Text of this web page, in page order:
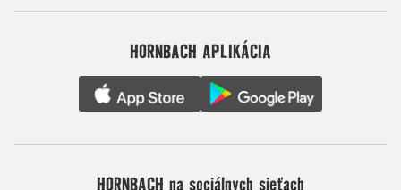
HORNBACH APLIKÁCIA
HORNBACH na sociálnych sieťach